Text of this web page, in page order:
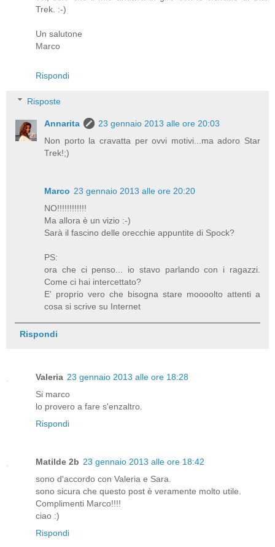
Trek. :-)
Un salutone
Marco
Rispondi
Risposte
Annarita
23 gennaio 2013 alle ore 20:03
Non porto la cravatta per ovvi motivi...ma adoro Star
Trek!;)
Marco 23 gennaio 2013 alle ore 20:20
NO!!!!!!!!!!!!
Ma allora è un vizio :-)
Sarà il fascino delle orecchie appuntite di Spock?
PS:
ora che ci penso... io stavo parlando con i ragazzi.
Come ci hai intercettato?
E' proprio vero che bisogna stare moooolto attenti a
cosa si scrive su Internet
Rispondi
Valeria 23 gennaio 2013 alle ore 18:28
Si marco
lo provero a fare s'enzaltro.
Rispondi
Matilde 2b 23 gennaio 2013 alle ore 18:42
sono d'accordo con Valeria e Sara.
sono sicura che questo post è veramente molto utile.
Complimenti Marco!!!!
ciao :)
Rispondi